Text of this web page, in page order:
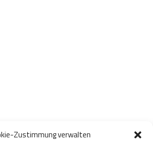
Zustimmung verwalten